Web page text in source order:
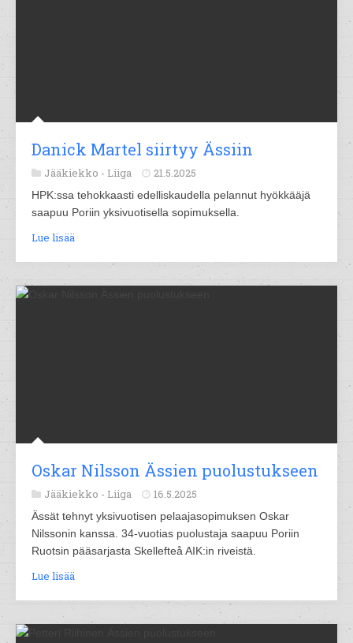
Danick Martel siirtyy Ässiin
Jääkiekko - Liiga 21.5.2025
HPK:ssa tehokkaasti edelliskaudella pelannut hyökkääjä
saapuu Poriin yksivuotisella sopimuksella.
Lue lisää
Oskar Nilsson Ässien puolustukseen
Jääkiekko - Liiga 16.5.2025
Ässät tehnyt yksivuotisen pelaajasopimuksen Oskar
Nilssonin kanssa. 34-vuotias puolustaja saapuu Poriin
Ruotsin pääsarjasta Skellefteå AIK:in riveistä.
Lue lisää